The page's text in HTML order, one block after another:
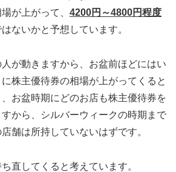
が上がって、 4200円～4800円程度
ないかと予想しています。
が動きますから、お盆前ほどにはい
株主優待券の相場が上がってくると
お盆時期にどのお店も株主優待券を
から、シルバーウィークの時期まで
舗は所持していないはずです。
直してくると考えています。